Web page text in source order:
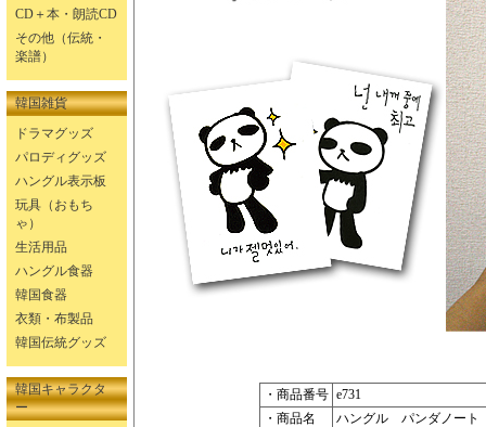
CD＋本・朗読CD
その他（伝統・
楽譜）
韓国雑貨
ドラマグッズ
パロディグッズ
ハングル表示板
玩具（おもち
ゃ）
生活用品
ハングル食器
韓国食器
衣類・布製品
韓国伝統グッズ
韓国キャラクタ
ー
・商品番号 e731
・商品名
ハングル パンダノート